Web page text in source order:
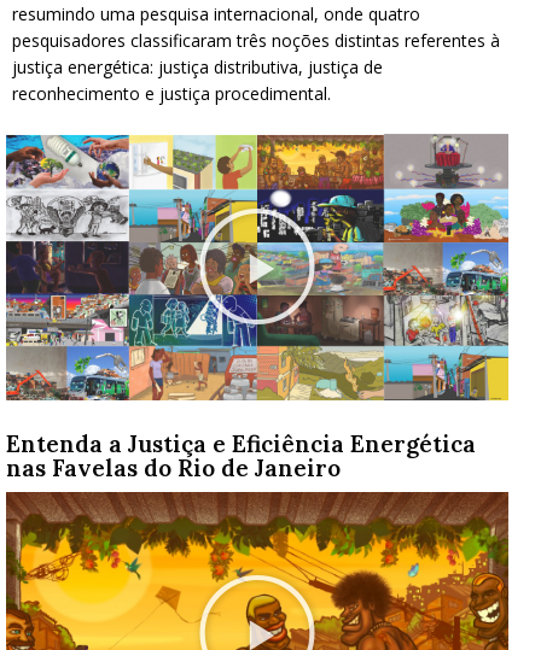
resumindo uma pesquisa internacional, onde quatro
pesquisadores classificaram três noções distintas referentes à
justiça energética: justiça distributiva, justiça de
reconhecimento e justiça procedimental.
Entenda a Justiça e Eficiência Energética
nas Favelas do Rio de Janeiro